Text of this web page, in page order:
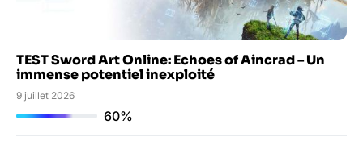
TEST Sword Art Online: Echoes of Aincrad – Un
immense potentiel inexploité
9 juillet 2026
60%